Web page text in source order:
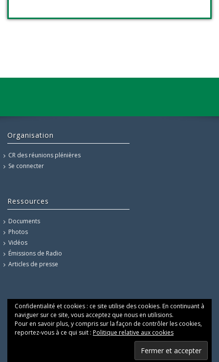
Organisation
CR des réunions plénières
Se connecter
Ressources
Documents
Photos
Vidéos
Émissions de Radio
Articles de presse
Confidentialité et cookies : ce site utilise des cookies. En continuant à
naviguer sur ce site, vous acceptez que nous en utilisions.
Pour en savoir plus, y compris sur la façon de contrôler les cookies,
reportez-vous à ce qui suit : Politique relative aux cookies